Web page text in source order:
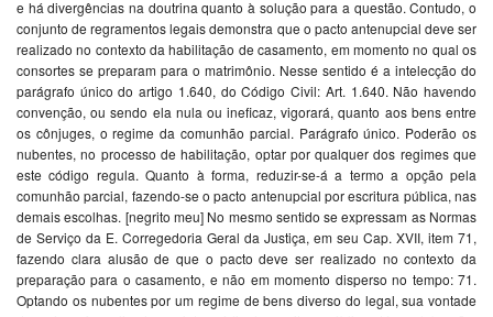
e há divergências na doutrina quanto à solução para a questão. Contudo, o
conjunto de regramentos legais demonstra que o pacto antenupcial deve ser
realizado no contexto da habilitação de casamento, em momento no qual os
consortes se preparam para o matrimônio. Nesse sentido é a intelecção do
parágrafo único do artigo 1.640, do Código Civil: Art. 1.640. Não havendo
convenção, ou sendo ela nula ou ineficaz, vigorará, quanto aos bens entre
os cônjuges, o regime da comunhão parcial. Parágrafo único. Poderão os
nubentes, no processo de habilitação, optar por qualquer dos regimes que
este código regula. Quanto à forma, reduzir-se-á a termo a opção pela
comunhão parcial, fazendo-se o pacto antenupcial por escritura pública, nas
demais escolhas. [negrito meu] No mesmo sentido se expressam as Normas
de Serviço da E. Corregedoria Geral da Justiça, em seu Cap. XVII, item 71,
fazendo clara alusão de que o pacto deve ser realizado no contexto da
preparação para o casamento, e não em momento disperso no tempo: 71.
Optando os nubentes por um regime de bens diverso do legal, sua vontade